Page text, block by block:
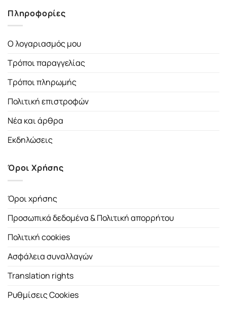
Πληροφορίες
Ο λογαριασμός μου
Τρόποι παραγγελίας
Τρόποι πληρωμής
Πολιτική επιστροφών
Νέα και άρθρα
Εκδηλώσεις
Όροι Χρήσης
Όροι χρήσης
Προσωπικά δεδομένα & Πολιτική απορρήτου
Πολιτική cookies
Ασφάλεια συναλλαγών
Translation rights
Ρυθμίσεις Cookies